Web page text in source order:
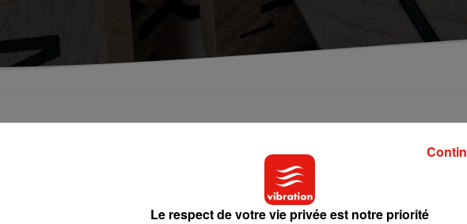
Festival du Mot de la Charité-sur-Loire devrait disparaître.
suffisants pour supporter une nouvelle édition. Un litige entre
de la Cité du Mot est également à l'origine de cette décision.
a sûrement dit son dernier mot. L’événement qui a fêté sa 14 èmeédition en juin
Le respect de votre vie privée est notre priorité